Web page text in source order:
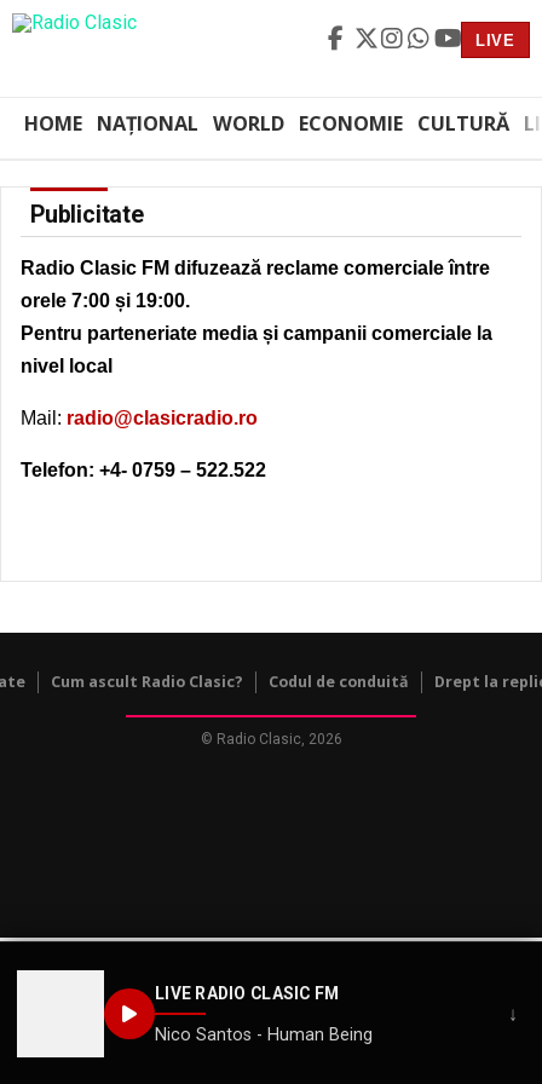
LIVE
HOME NAȚIONAL WORLD ECONOMIE CULTURĂ
LIVE RADIO CLASIC FM
Nico Santos - Human Being
↓
Publicitate
Radio Clasic FM difuzează reclame comerciale între
orele 7:00 și 19:00.
Pentru parteneriate media și campanii comerciale la
nivel local
Mail: radio@clasicradio.ro
Telefon: +4- 0759 – 522.522
Cum ascult Radio Clasic? Codul de conduită Drept la
© Radio Clasic, 2026